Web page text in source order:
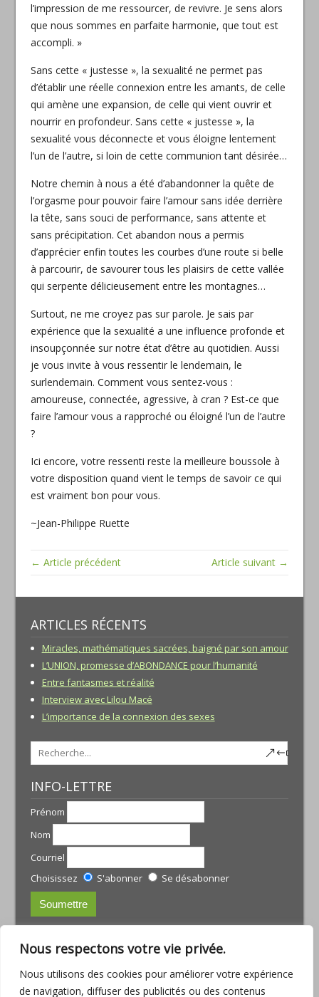
Nous respectons votre vie privée.
Nous utilisons des cookies pour améliorer votre expérience
de navigation, diffuser des publicités ou des contenus
l’impression de me ressourcer, de revivre. Je sens alors
que nous sommes en parfaite harmonie, que tout est
accompli. »
Sans cette « justesse », la sexualité ne permet pas
d’établir une réelle connexion entre les amants, de celle
qui amène une expansion, de celle qui vient ouvrir et
nourrir en profondeur. Sans cette « justesse », la
sexualité vous déconnecte et vous éloigne lentement
l’un de l’autre, si loin de cette communion tant désirée…
Notre chemin à nous a été d’abandonner la quête de
l’orgasme pour pouvoir faire l’amour sans idée derrière
la tête, sans souci de performance, sans attente et
sans précipitation. Cet abandon nous a permis
d’apprécier enfin toutes les courbes d’une route si belle
à parcourir, de savourer tous les plaisirs de cette vallée
qui serpente délicieusement entre les montagnes…
Surtout, ne me croyez pas sur parole. Je sais par
expérience que la sexualité a une influence profonde et
insoupçonnée sur notre état d’être au quotidien. Aussi
je vous invite à vous ressentir le lendemain, le
surlendemain. Comment vous sentez-vous :
amoureuse, connectée, agressive, à cran ? Est-ce que
faire l’amour vous a rapproché ou éloigné l’un de l’autre
?
Ici encore, votre ressenti reste la meilleure boussole à
votre disposition quand vient le temps de savoir ce qui
est vraiment bon pour vous.
~Jean-Philippe Ruette
← Article précédent Article suivant →
ARTICLES RÉCENTS
Miracles, mathématiques sacrées, baigné par son amour
L’UNION, promesse d’ABONDANCE pour l’humanité
Entre fantasmes et réalité
Interview avec Lilou Macé
L’importance de la connexion des sexes
INFO-LETTRE
Prénom
Nom
Courriel
Choisissez
S'abonner Se désabonner
courriel :julie@armoniamassotherapie.com